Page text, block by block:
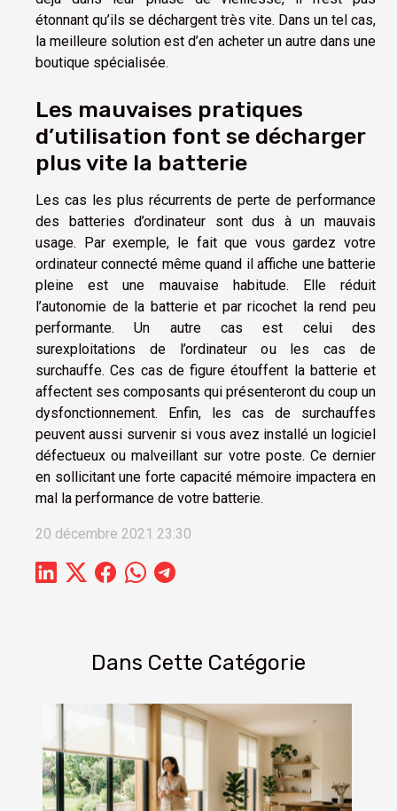
Dans Cette Catégorie
étonnant qu’ils se déchargent très vite. Dans un tel cas,
la meilleure solution est d’en acheter un autre dans une
boutique spécialisée.
Les mauvaises pratiques
d’utilisation font se décharger
plus vite la batterie
Les cas les plus récurrents de perte de performance
des batteries d’ordinateur sont dus à un mauvais
usage. Par exemple, le fait que vous gardez votre
ordinateur connecté même quand il affiche une batterie
pleine est une mauvaise habitude. Elle réduit
l’autonomie de la batterie et par ricochet la rend peu
performante. Un autre cas est celui des
surexploitations de l’ordinateur ou les cas de
surchauffe. Ces cas de figure étouffent la batterie et
affectent ses composants qui présenteront du coup un
dysfonctionnement. Enfin, les cas de surchauffes
peuvent aussi survenir si vous avez installé un logiciel
défectueux ou malveillant sur votre poste. Ce dernier
en sollicitant une forte capacité mémoire impactera en
mal la performance de votre batterie.
20 décembre 2021 23:30